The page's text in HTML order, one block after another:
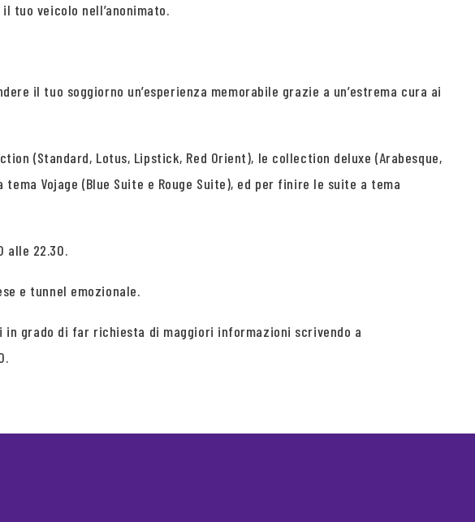
tuo veicolo nell’anonimato.
il tuo soggiorno un’esperienza memorabile grazie a un’estrema cura ai
(Standard, Lotus, Lipstick, Red Orient), le collection deluxe (Arabesque,
Vojage (Blue Suite e Rouge Suite), ed per finire le suite a tema
alle 22.30.
e tunnel emozionale.
in grado di far richiesta di maggiori informazioni scrivendo a